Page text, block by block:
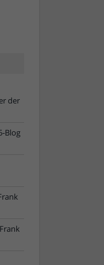
der
Blog